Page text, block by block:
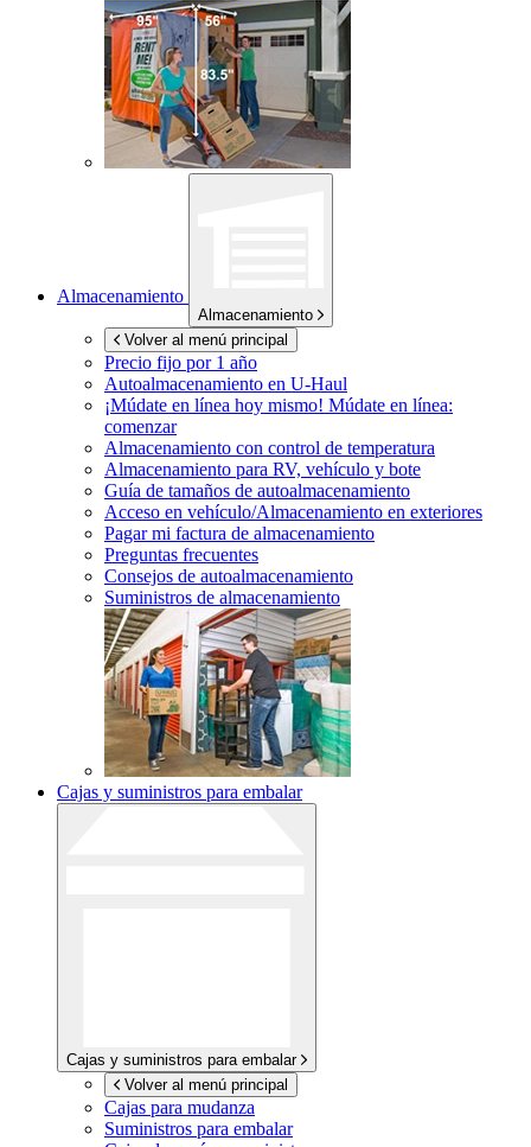
Almacenamiento
Almacenamiento
Volver al menú principal
Precio fijo por 1 año
Autoalmacenamiento en U-Haul
¡Múdate en línea hoy mismo! Múdate en línea:
comenzar
Almacenamiento con control de temperatura
Almacenamiento para RV, vehículo y bote
Guía de tamaños de autoalmacenamiento
Acceso en vehículo/Almacenamiento en exteriores
Pagar mi factura de almacenamiento
Preguntas frecuentes
Consejos de autoalmacenamiento
Suministros de almacenamiento
Cajas y suministros para embalar
Cajas y suministros para embalar
Volver al menú principal
Cajas para mudanza
Suministros para embalar